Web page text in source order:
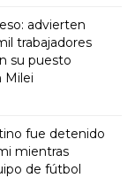
advierten
trabajadores
su puesto
Milei
fue detenido
mientras
de fútbol